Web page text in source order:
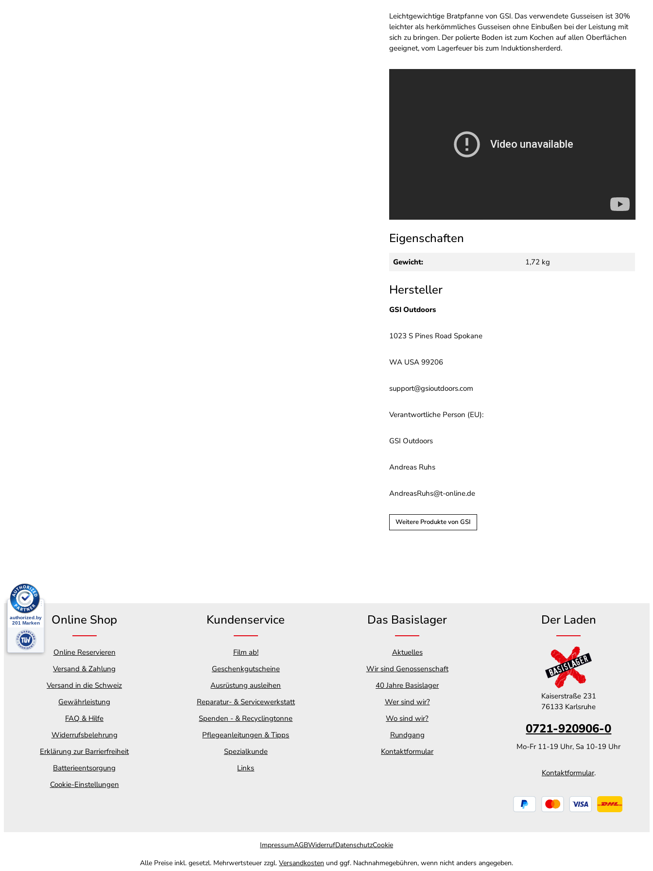
Leichtgewichtige Bratpfanne von GSI. Das verwendete Gusseisen ist 30%
leichter als herkömmliches Gusseisen ohne Einbußen bei der Leistung mit
sich zu bringen. Der polierte Boden ist zum Kochen auf allen Oberflächen
geeignet, vom Lagerfeuer bis zum Induktionsherderd.
Eigenschaften
Gewicht: 1,72 kg
Hersteller
GSI Outdoors
1023 S Pines Road Spokane
WA USA 99206
support@gsioutdoors.com
Verantwortliche Person (EU):
GSI Outdoors
Andreas Ruhs
AndreasRuhs@t-online.de
Weitere Produkte von GSI
Online Shop
Online Reservieren
Versand & Zahlung
Versand in die Schweiz
Gewährleistung
FAQ & Hilfe
Widerrufsbelehrung
Erklärung zur Barrierfreiheit
Batterieentsorgung
Cookie-Einstellungen
Kundenservice
Film ab!
Geschenkgutscheine
Ausrüstung ausleihen
Reparatur- & Servicewerkstatt
Spenden - & Recyclingtonne
Pflegeanleitungen & Tipps
Spezialkunde
Links
Das Basislager
Aktuelles
Wir sind Genossenschaft
40 Jahre Basislager
Wer sind wir?
Wo sind wir?
Rundgang
Kontaktformular
Der Laden
Kaiserstraße 231
76133 Karlsruhe
0721-920906-0
Mo-Fr 11-19 Uhr, Sa 10-19 Uhr
Kontaktformular.
ImpressumAGBWiderrufDatenschutzCookie
Alle Preise inkl. gesetzl. Mehrwertsteuer zzgl. Versandkosten und ggf. Nachnahmegebühren, wenn nicht anders angegeben.